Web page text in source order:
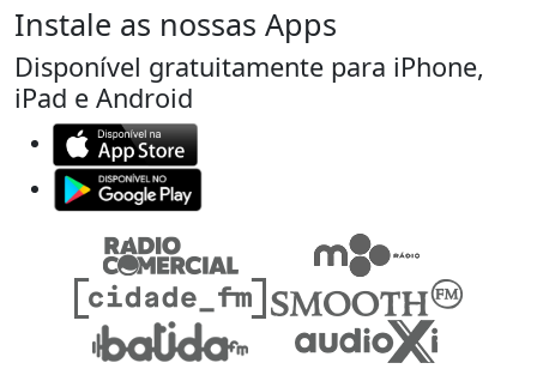
Instale as nossas Apps
Disponível gratuitamente para iPhone,
iPad e Android